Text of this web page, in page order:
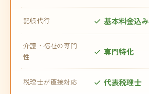
記帳代行 基本料金込み
介護・福祉の専門
性
専門特化
税理士が直接対応 代表税理士